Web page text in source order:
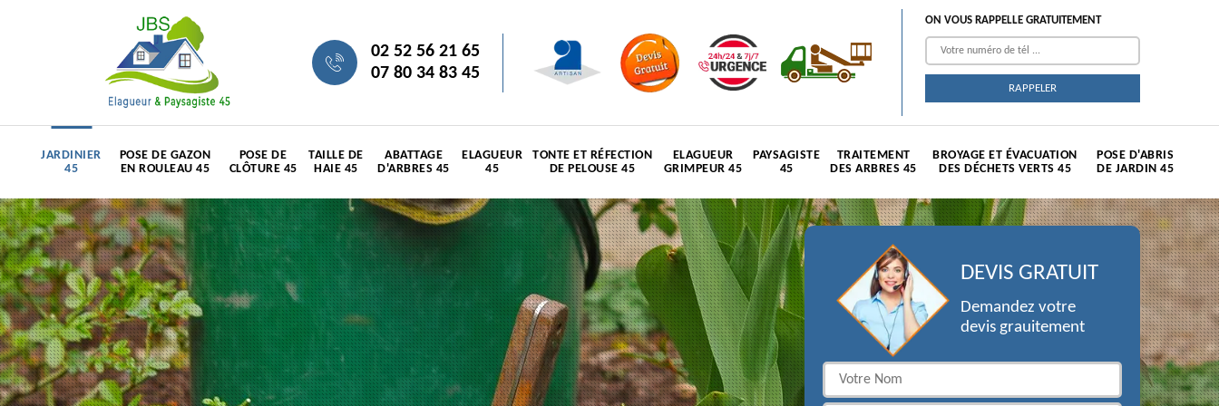
02 52 56 21 65
07 80 34 83 45
ON VOUS RAPPELLE GRATUITEMENT
JARDINIER
45
POSE DE GAZON
EN ROULEAU 45
POSE DE
CLÔTURE 45
TAILLE DE
HAIE 45
ABATTAGE
D'ARBRES 45
ELAGUEUR
45
TONTE ET RÉFECTION
DE PELOUSE 45
ELAGUEUR
GRIMPEUR 45
PAYSAGISTE
45
TRAITEMENT
DES ARBRES 45
BROYAGE ET ÉVACUATION
DES DÉCHETS VERTS 45
POSE D'ABRIS
DE JARDIN 45
DEVIS GRATUIT
Demandez votre
devis grauitement